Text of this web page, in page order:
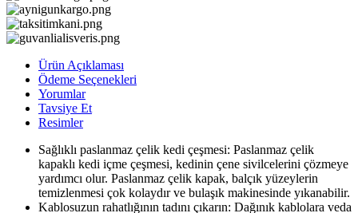
Ürün Açıklaması
Ödeme Seçenekleri
Yorumlar
Tavsiye Et
Resimler
Sağlıklı paslanmaz çelik kedi çeşmesi: Paslanmaz çelik
kapaklı kedi içme çeşmesi, kedinin çene sivilcelerini çözmeye
yardımcı olur. Paslanmaz çelik kapak, balçık yüzeylerin
temizlenmesi çok kolaydır ve bulaşık makinesinde yıkanabilir.
Kablosuzun rahatlığının tadını çıkarın: Dağınık kablolara veda